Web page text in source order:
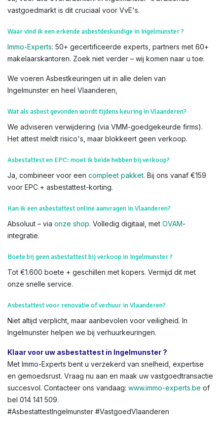
ons direct voor een asbestattest-aanvraag.
Asbestattest voor appartementen of handelspanden in Vlaanderen?
Ja, voor alle overdrachten. In Ingelmunster 's bruisende
vastgoedmarkt is dit cruciaal voor VvE's.
Waar vind ik een erkende asbestdeskundige in Ingelmunster ?
Immo-Experts: 50+ gecertificeerde experts, partners met 60+
makelaarskantoren. Zoek niet verder – wij komen naar u toe.
We voeren Asbestkeuringen uit in alle delen van
Wat als asbest gevonden wordt tijdens keuring in Vlaanderen?
We adviseren verwijdering (via VMM-goedgekeurde firms).
Asbestattest en EPC: moet ik beide hebben bij verkoop?
Ja, combineer voor een compleet pakket . Bij ons vanaf €159
Kan ik een asbestattest online aanvragen in Vlaanderen?
Absoluut – via
onze shop . Volledig digitaal, met OVAM
Boete bij geen asbestattest bij verkoop in Ingelmunster ?
Tot €1.600 boete + geschillen met kopers. Vermijd dit met
onze snelle service.
Asbestattest voor renovatie of verhuur in Vlaanderen?
Niet altijd verplicht, maar aanbevolen voor veiligheid. In
Ingelmunster helpen we bij verhuurkeuringen.